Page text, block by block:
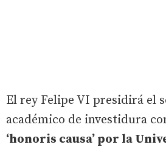
El rey Felipe VI presidirá el
académico de investidura
‘honoris causa’ por la